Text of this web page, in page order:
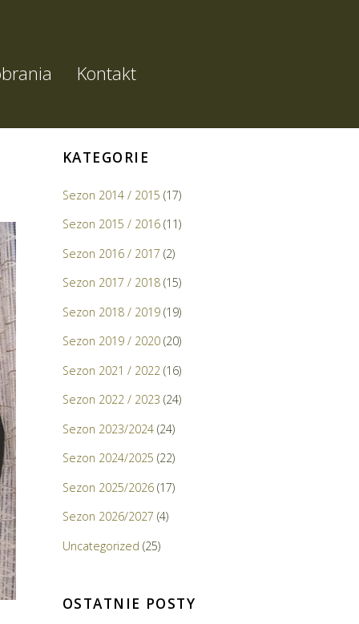
Kontakt
KATEGORIE
Sezon 2014 / 2015 (17)
Sezon 2015 / 2016(11)
Sezon 2016 / 2017 (2)
Sezon 2017 / 2018(15)
Sezon 2018 / 2019(19)
Sezon 2019 / 2020(20)
Sezon 2021 / 2022 (16)
Sezon 2022 / 2023 (24)
Sezon 2023/2024(24)
Sezon 2024/2025 (22)
Sezon 2025/2026(17)
Sezon 2026/2027 (4)
Uncategorized (25)
OSTATNIE POSTY